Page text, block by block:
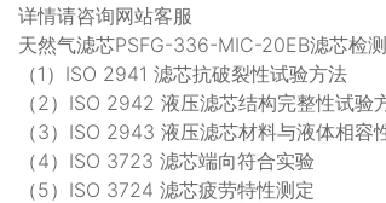
详情请咨询网站客服
天然气滤芯PSFG-336-MIC-20EB滤芯检测
（1）ISO 2941 滤芯抗破裂性试验方法
（2）ISO 2942 液压滤芯结构完整性试验
（3）ISO 2943 液压滤芯材料与液体相容
（4）ISO 3723 滤芯端向符合实验
（5）ISO 3724 滤芯疲劳特性测定